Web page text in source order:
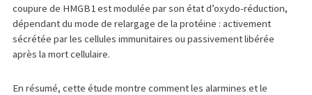
coupure de HMGB1 est modulée par son état d’oxydo-réduction,
dépendant du mode de relargage de la protéine : activement
sécrétée par les cellules immunitaires ou passivement libérée
après la mort cellulaire.
En résumé, cette étude montre comment les alarmines et le